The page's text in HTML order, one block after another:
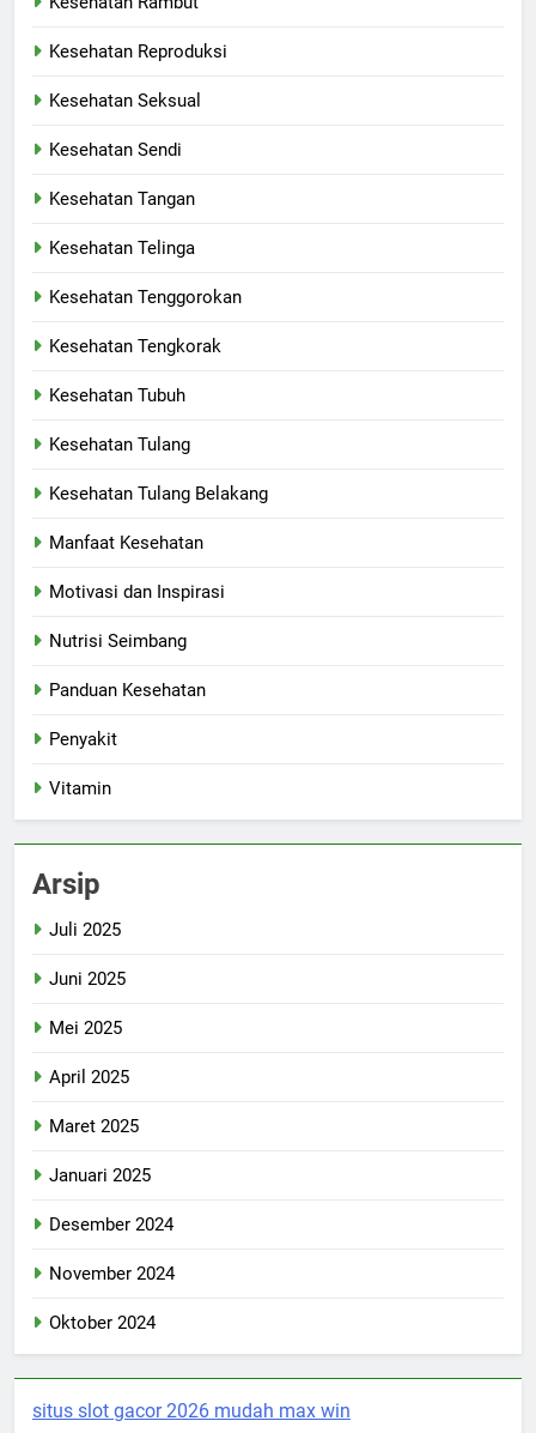
Kesehatan Reproduksi
Kesehatan Seksual
Kesehatan Sendi
Kesehatan Tangan
Kesehatan Telinga
Kesehatan Tenggorokan
Kesehatan Tengkorak
Kesehatan Tubuh
Kesehatan Tulang
Kesehatan Tulang Belakang
Manfaat Kesehatan
Motivasi dan Inspirasi
Nutrisi Seimbang
Panduan Kesehatan
Penyakit
Vitamin
Arsip
Juli 2025
Juni 2025
Mei 2025
April 2025
Maret 2025
Januari 2025
Desember 2024
November 2024
Oktober 2024
situs slot gacor 2026 mudah max win